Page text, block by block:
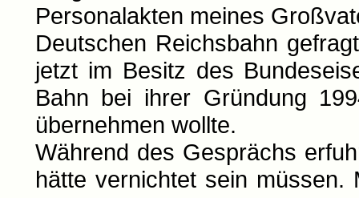
Personalakten meines
Deutschen Reichsbahn
jetzt im Besitz des
Bahn bei ihrer Gründung
übernehmen wollte.
Während des Gesprächs
hätte vernichtet sein